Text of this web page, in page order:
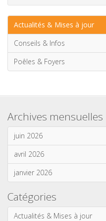
Actualités & Mises à jour
Conseils & Infos
Poêles & Foyers
Archives mensuelles
juin 2026
avril 2026
janvier 2026
Catégories
Actualités & Mises à jour